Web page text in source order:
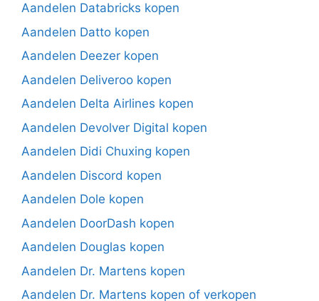
Aandelen Databricks kopen
Aandelen Datto kopen
Aandelen Deezer kopen
Aandelen Deliveroo kopen
Aandelen Delta Airlines kopen
Aandelen Devolver Digital kopen
Aandelen Didi Chuxing kopen
Aandelen Discord kopen
Aandelen Dole kopen
Aandelen DoorDash kopen
Aandelen Douglas kopen
Aandelen Dr. Martens kopen
Aandelen Dr. Martens kopen of verkopen